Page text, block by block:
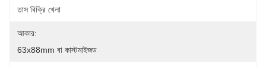
তাস বিক্রি খেলা
আকার:
63x88mm বা কাস্টমাইজড